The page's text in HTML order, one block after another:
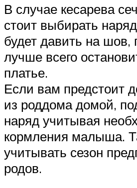
В случае кесарева
стоит выбирать
будет давить на шов,
лучше всего
платье.
Если вам предстоит
из роддома домой,
наряд учитывая
кормления малыша.
учитывать сезон
родов.